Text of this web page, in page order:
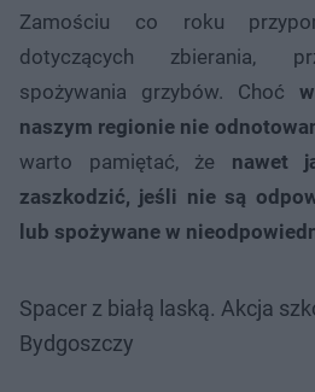
Zamościu co roku
dotyczących zbierania,
spożywania grzybów. Choć
naszym regionie nie
warto pamiętać, że nawet
zaszkodzić, jeśli nie są
lub spożywane w
Spacer z białą laską. Akcja
Bydgoszczy